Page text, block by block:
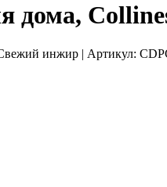
дома,
инжир | Артикул: